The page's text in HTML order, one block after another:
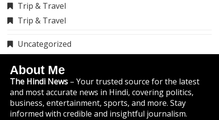
Trip & Travel
Trip & Travel
Uncategorized
About Me
The Hindi News – Your trusted source for the latest
and most accurate news in Hindi, covering politics,
business, entertainment, sports, and more. Stay
informed with credible and insightful journalism.